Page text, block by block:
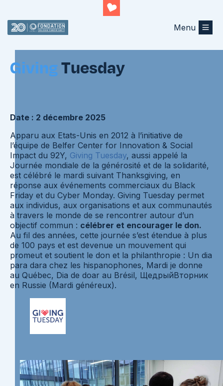
Menu
GivingTuesday
Date : 2 décembre 2025
Apparu aux Etats-Unis en 2012 à l’initiative de
l’équipe de Belfer Center for Innovation & Social
Impact du 92Y, Giving Tuesday, aussi appelé la
Journée mondiale de la générosité et de la solidarité,
est célébré le mardi suivant Thanksgiving, en
réponse aux événements commerciaux du Black
Friday et du Cyber Monday. Giving Tuesday permet
aux individus, aux organisations et aux communautés
à travers le monde de se rencontrer autour d’un
objectif commun : célébrer et encourager le don.
Au fil des années, cette journée s’est étendue à plus
de 100 pays et est devenue un mouvement qui
promeut et soutient le don et la philanthropie : Un dia
para dara chez les hispanophones, Mardi je donne
au Québec, Dia de doar au Brésil, ЩедрыйВторник
en Russie (Mardi généreux).